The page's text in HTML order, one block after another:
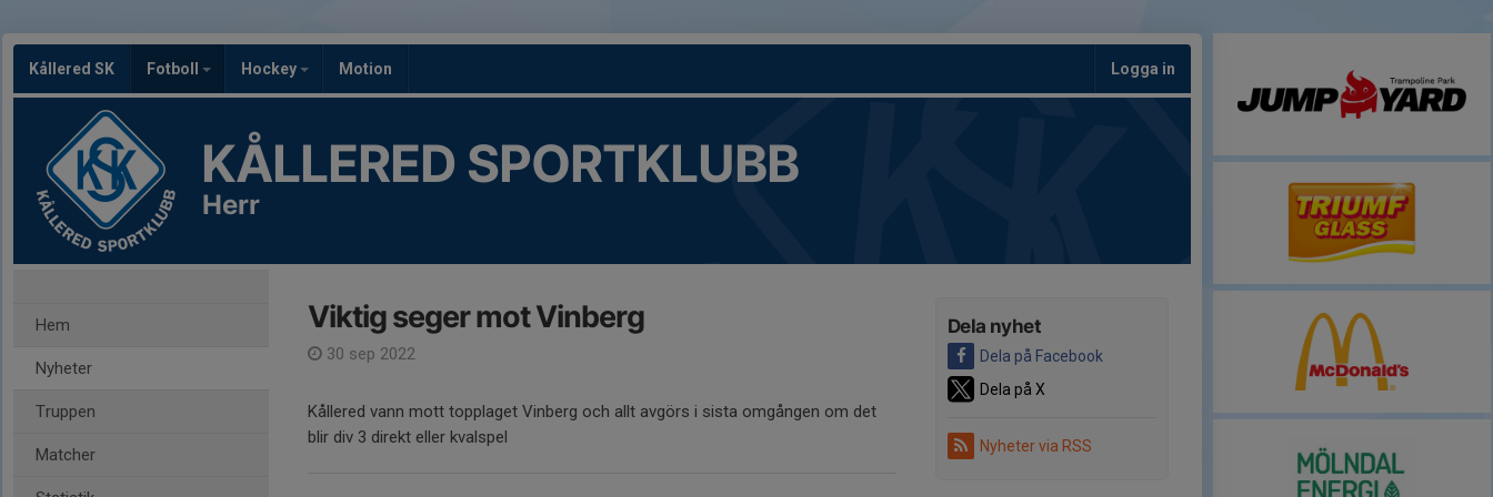
Kållered SK Fotboll Hockey Motion Logga in
KÅLLERED SPORTKLUBB
Herr
Hem
Nyheter
Truppen
Matcher
Dela nyhet
Dela på Facebook
Dela på X
Nyheter via RSS
Viktig seger mot Vinberg
30 sep 2022
Kållered vann mott topplaget Vinberg och allt avgörs i sista omgången om det
blir div 3 direkt eller kvalspel